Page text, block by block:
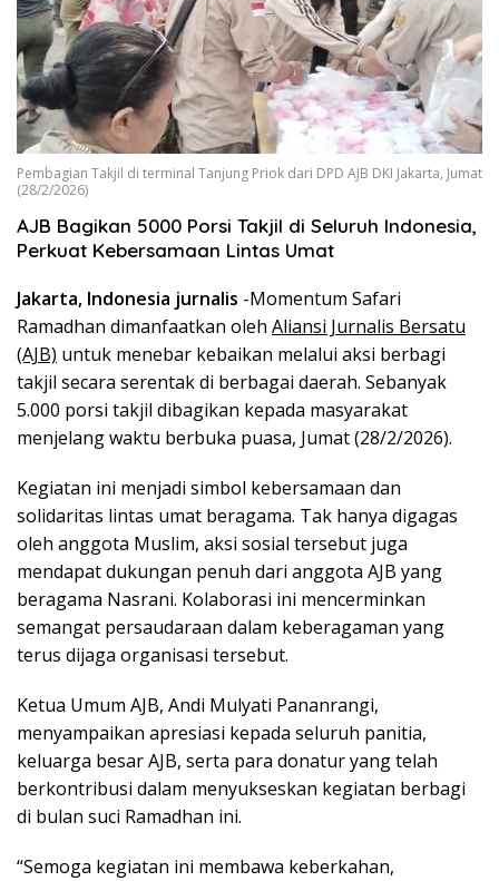
Pembagian Takjil di terminal Tanjung Priok dari DPD AJB DKI Jakarta, Jumat
(28/2/2026)
AJB Bagikan 5000 Porsi Takjil di Seluruh Indonesia,
Perkuat Kebersamaan Lintas Umat
Jakarta, Indonesia jurnalis -Momentum Safari
Ramadhan dimanfaatkan oleh Aliansi Jurnalis Bersatu
(AJB) untuk menebar kebaikan melalui aksi berbagi
takjil secara serentak di berbagai daerah. Sebanyak
5.000 porsi takjil dibagikan kepada masyarakat
menjelang waktu berbuka puasa, Jumat (28/2/2026).
Kegiatan ini menjadi simbol kebersamaan dan
solidaritas lintas umat beragama. Tak hanya digagas
oleh anggota Muslim, aksi sosial tersebut juga
mendapat dukungan penuh dari anggota AJB yang
beragama Nasrani. Kolaborasi ini mencerminkan
semangat persaudaraan dalam keberagaman yang
terus dijaga organisasi tersebut.
Ketua Umum AJB, Andi Mulyati Pananrangi,
menyampaikan apresiasi kepada seluruh panitia,
keluarga besar AJB, serta para donatur yang telah
berkontribusi dalam menyukseskan kegiatan berbagi
di bulan suci Ramadhan ini.
“Semoga kegiatan ini membawa keberkahan,